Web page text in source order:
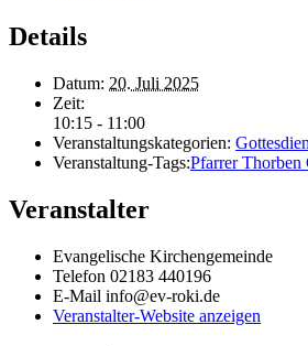
Details
Datum: 20. Juli 2025
Zeit:
10:15 - 11:00
Veranstaltungskategorien:
Veranstaltung-Tags:Pfarrer Thorben
Veranstalter
Evangelische Kirchengemeinde
Telefon 02183 440196
E-Mail info@ev-roki.de
Veranstalter-Website anzeigen